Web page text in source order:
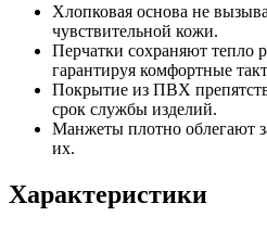
Хлопковая основа не
чувствительной кожи.
Перчатки сохраняют тепло
гарантируя комфортные
Покрытие из ПВХ
срок службы изделий.
Манжеты плотно облегают
их.
Характеристики